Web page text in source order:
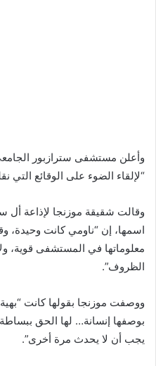
وأعلن مستشفى سترازبور
“لإلقاء الضوء على الوقائع التي
وقالت شقيقة موزنجا لإذاعة أل
اسمها، إن “ناومي كانت وحيدة،
معلوماتها في المستشفى قوية،
الظروف”.
ووصفت موزنجا بقولها كانت
بوصفها إنسانة… لها الحق
يجب أن لا يحدث مرة أخرى”.